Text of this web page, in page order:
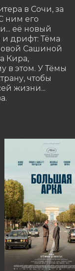
в Сочи, за
ним его
её новый
дрифт: Тёма
Сашиной
Кира,
в этом. У Тёмы
чтобы
жизни...